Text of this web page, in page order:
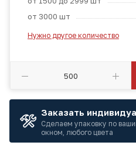
от 3000 шт
Нужно другое количество
Заказать
Сделаем упаковку по
окном, любого цвета